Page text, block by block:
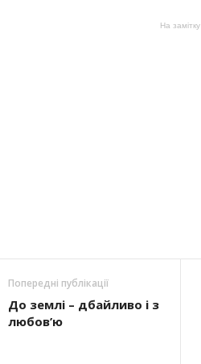
На замітку
Попередні публікації
До землі – дбайливо і з
любов’ю